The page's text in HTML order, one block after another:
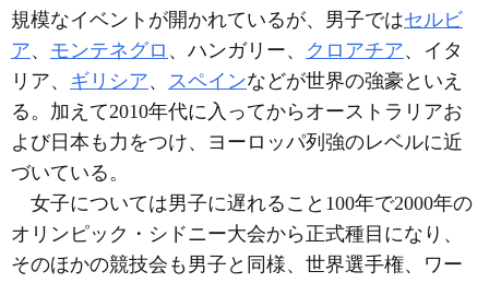
規模なイベントが開かれているが、男子ではセルビ
ア、 モンテネグロ 、ハンガリー、 クロアチア、イタ
リア、 ギリシア、 スペインなどが世界の強豪といえ
る。加えて2010年代に入ってからオーストラリアお
よび日本も力をつけ、ヨーロッパ列強のレベルに近
づいている。
女子については男子に遅れること100年で2000年の
オリンピック・シドニー大会から正式種目になり、
そのほかの競技会も男子と同様、世界選手権、ワー